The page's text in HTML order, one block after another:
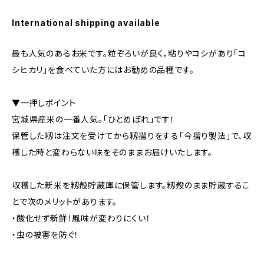
International shipping available
最も人気のあるお米です。粒ぞろいが良く，粘りやコシがあり「コ
シヒカリ」を食べていた方にはお勧めの品種です。
▼一押しポイント
宮城県産米の一番人気。「ひとめぼれ」です！
保管した籾は注文を受けてから籾摺りをする「今摺り製法」で、収
穫した時と変わらない味をそのままお届けいたします。
収穫した新米を籾殻貯蔵庫に保管します。籾殻のまま貯蔵するこ
とで次のメリットがあります。
・酸化せず新鮮！風味が変わりにくい！
・虫の被害を防ぐ！